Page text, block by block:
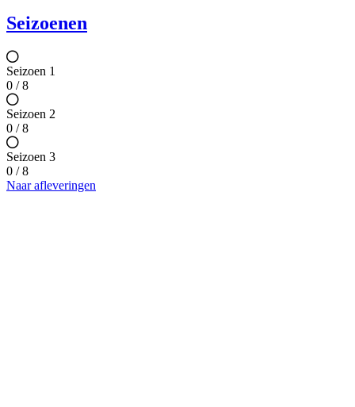
Seizoenen
Seizoen 1
0 / 8
Seizoen 2
0 / 8
Seizoen 3
0 / 8
Naar afleveringen